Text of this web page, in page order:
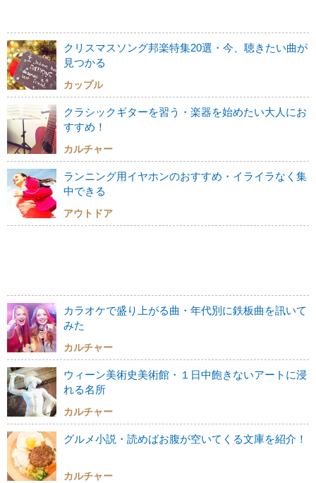
クリスマスソング邦楽特集20選・今、聴きたい曲が
見つかる
カップル
クラシックギターを習う・楽器を始めたい大人にお
すすめ！
カルチャー
ランニング用イヤホンのおすすめ・イライラなく集
中できる
アウトドア
カラオケで盛り上がる曲・年代別に鉄板曲を訊いて
みた
カルチャー
ウィーン美術史美術館・１日中飽きないアートに浸
れる名所
カルチャー
グルメ小説・読めばお腹が空いてくる文庫を紹介！
カルチャー